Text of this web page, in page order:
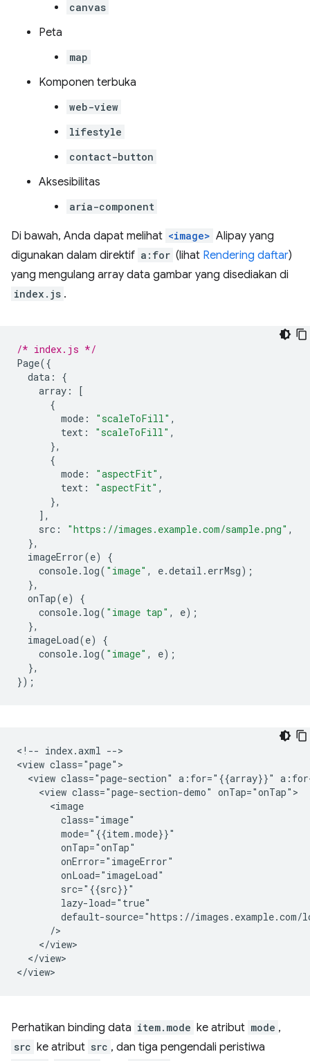
canvas
Peta
map
Komponen terbuka
web-view
lifestyle
contact-button
Aksesibilitas
aria-component
Di bawah, Anda dapat melihat <image> Alipay yang
digunakan dalam direktif a:for (lihat Rendering daftar)
yang mengulang array data gambar yang disediakan di
index.js .
/* index.js */
Page({
data :
{
array :
[
{
mode : "scaleToFill" ,
text : "scaleToFill" ,
},
{
mode : "aspectFit" ,
text : "aspectFit" ,
},
],
src : "https://images.example.com/sample.png" ,
},
imageError(e)
{
console. log( "image" , e.detail . errMsg);
},
onTap(e)
{
console. log( "image tap" , e);
},
imageLoad(e)
{
console. log( "image" , e);
},
});
<!-- index.axml -->
<view class="page">
<view class="page-section" a:for="{{array}}"
    <view class="page-section-demo" onTap="onTap">
      <image
        class="image"
        mode="{{item.mode}}"
        onTap="onTap"
        onError="imageError"
        onLoad="imageLoad"
        src="{{src}}"
        lazy-load="true"
default-source="https://images.example.com/
      />
    </view>
  </view>
Perhatikan binding data item.mode ke atribut mode ,
src ke atribut src , dan tiga pengendali peristiwa